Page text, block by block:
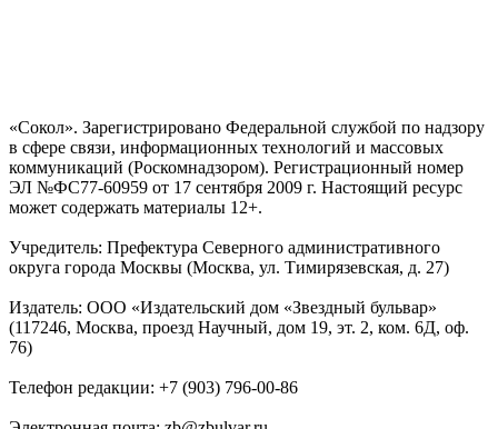
«Сокол». Зарегистрировано Федеральной службой по надзору
в сфере связи, информационных технологий и массовых
коммуникаций (Роскомнадзором). Регистрационный номер
ЭЛ №ФС77-60959 от 17 сентября 2009 г. Настоящий ресурс
может содержать материалы 12+.
Учредитель: Префектура Северного административного
округа города Москвы (Москва, ул. Тимирязевская, д. 27)
Издатель: ООО «Издательский дом «Звездный бульвар»
(117246, Москва, проезд Научный, дом 19, эт. 2, ком. 6Д, оф.
76)
Телефон редакции: +7 (903) 796-00-86